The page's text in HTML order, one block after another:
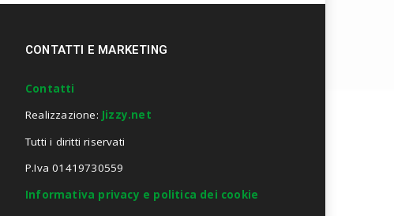
CONTATTI E MARKETING
Contatti
Realizzazione: Jizzy.net
Tutti i diritti riservati
P.Iva 01419730559
Informativa privacy e politica dei cookie